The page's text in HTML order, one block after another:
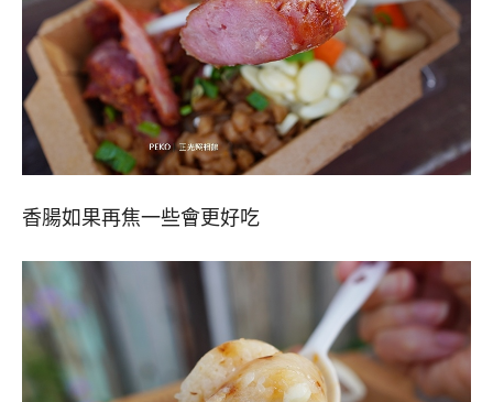
香腸如果再焦一些會更好吃